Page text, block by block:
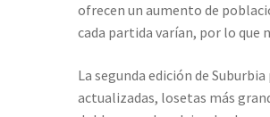
ofrecen un aumento de
cada partida varían, por lo que
La segunda edición de
actualizadas, losetas más